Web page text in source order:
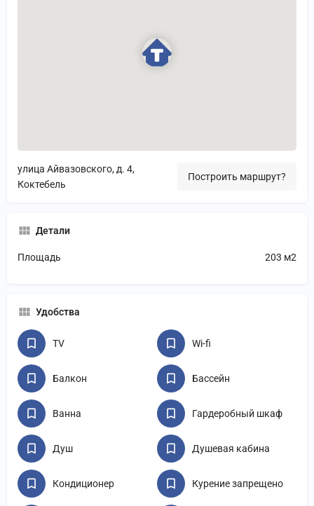
улица Айвазовского, д. 4,
Коктебель
Построить маршрут?
Детали
Площадь 203 м2
Удобства
TV Wi-fi
Балкон Бассейн
Ванна Гардеробный шкаф
Душ Душевая кабина
Кондиционер Курение запрещено